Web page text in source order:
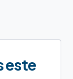
este